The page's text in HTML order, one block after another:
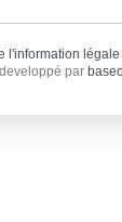
l'information
par